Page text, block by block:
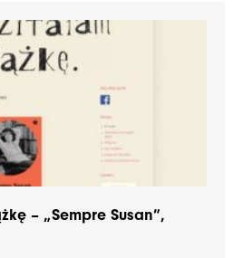
– „Sempre Susan”,